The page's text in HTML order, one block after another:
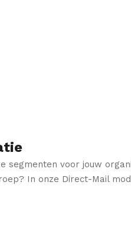
segmenten voor jouw
In onze Direct-Mail